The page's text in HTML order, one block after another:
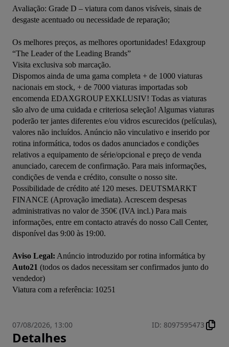
Avaliação: Grade D – viatura com danos visíveis, sinais de
desgaste acentuado ou necessidade de reparação;
Os melhores preços, as melhores oportunidades! Edaxgroup
“The Leader of the Leading Brands”
Visita exclusiva sob marcação.
Dispomos ainda de uma gama completa + de 1000 viaturas
nacionais em stock, + de 7000 viaturas importadas sob
encomenda EDAXGROUP EXKLUSIV! Todas as viaturas
são alvo de uma cuidada e criteriosa seleção! Algumas viaturas
poderão ter jantes diferentes e/ou vidros escurecidos (películas),
valores não incluídos. Anúncio não vinculativo e inserido por
rotina informática, todos os dados anunciados e condições
relativos a equipamento de série/opcional e preço de venda
anunciado, carecem de confirmação. Para mais informações,
condições de venda e crédito, consulte o nosso site.
Possibilidade de crédito até 120 meses. DEUTSMARKT
FINANCE (Aprovação imediata). Acrescem despesas
administrativas no valor de 350€ (IVA incl.) Para mais
informações, entre em contacto através do nosso Call Center,
disponível das 9:00 às 19:00.
Aviso Legal:
Auto21 (todos os dados necessitam ser confirmados junto do
vendedor)
07/08/2026, 13:00 ID: 8097595473
Detalhes